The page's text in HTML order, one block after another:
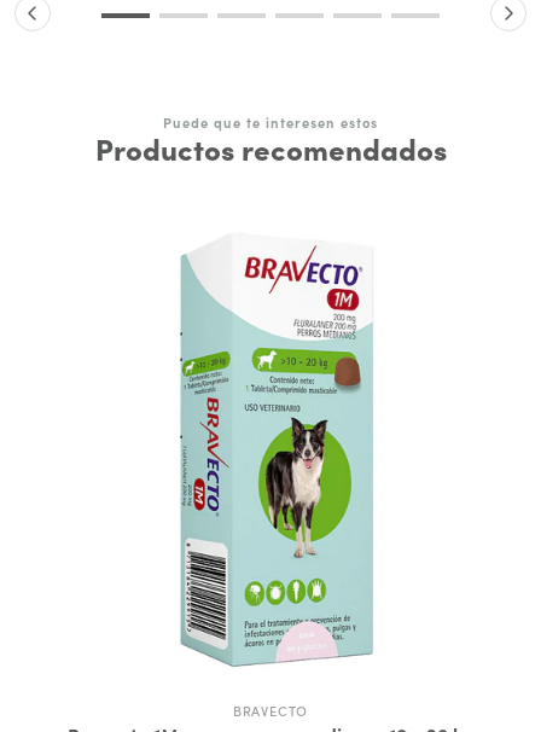
Puede que te interesen estos
Productos recomendados
BRAVECTO